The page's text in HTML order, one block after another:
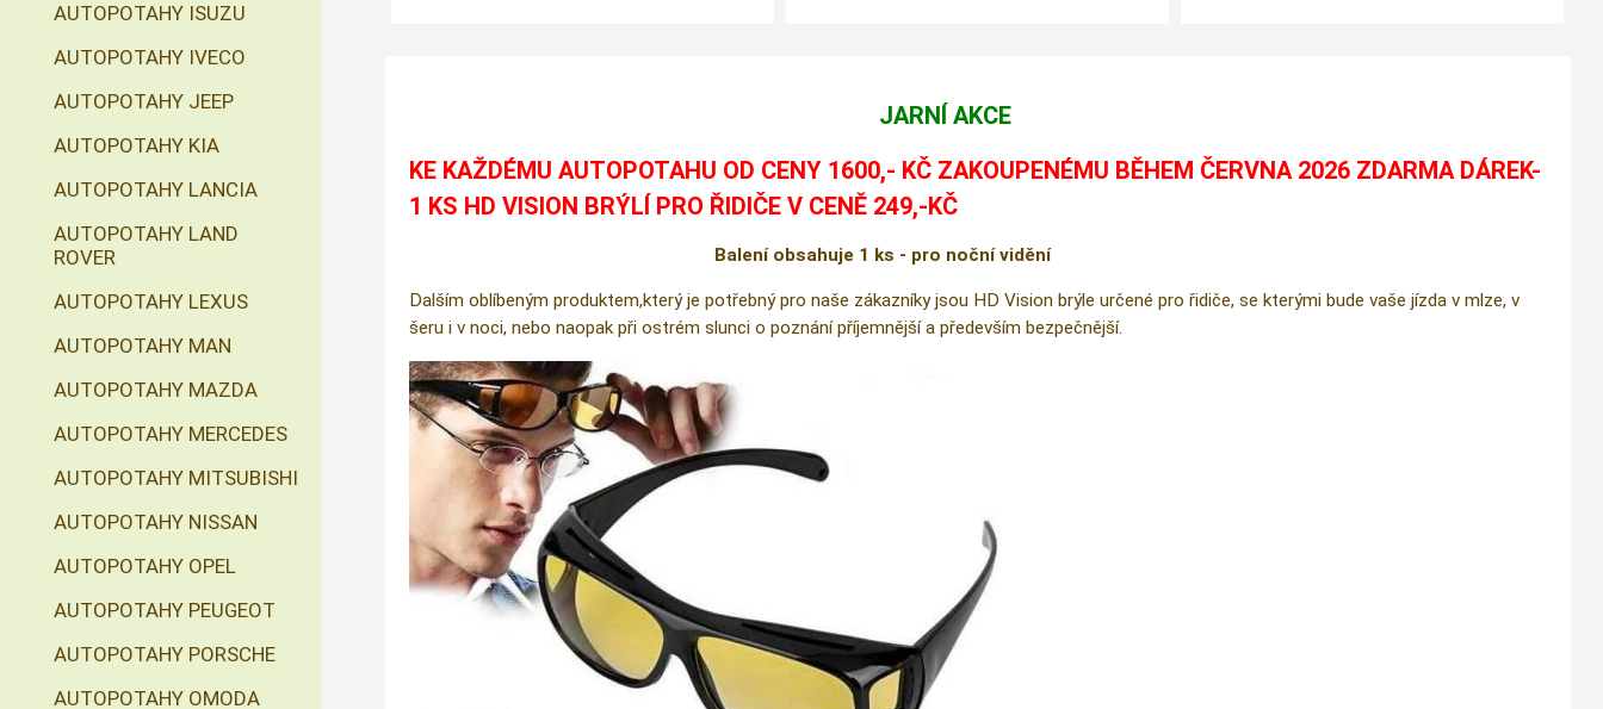
JARNÍ AKCE
KE KAŽDÉMU AUTOPOTAHU OD CENY 1600,- KČ ZAKOUPENÉMU BĚHEM ČERVNA 2026 ZDARMA DÁREK-
1 KS HD VISION BRÝLÍ PRO ŘIDIČE V CENĚ 249,-KČ
Balení obsahuje 1 ks - pro noční vidění
Dalším oblíbeným produktem,který je potřebný pro naše zákazníky jsou HD Vision brýle určené pro řidiče, se kterými bude vaše jízda v mlze, v
šeru i v noci, nebo naopak při ostrém slunci o poznání příjemnější a především bezpečnější.
AUTOPOTAHY ISUZU
AUTOPOTAHY IVECO
AUTOPOTAHY JEEP
AUTOPOTAHY KIA
AUTOPOTAHY LANCIA
AUTOPOTAHY LAND
ROVER
AUTOPOTAHY LEXUS
AUTOPOTAHY MAN
AUTOPOTAHY MAZDA
AUTOPOTAHY MERCEDES
AUTOPOTAHY MITSUBISHI
AUTOPOTAHY NISSAN
AUTOPOTAHY OPEL
AUTOPOTAHY PEUGEOT
AUTOPOTAHY PORSCHE
AUTOPOTAHY OMODA